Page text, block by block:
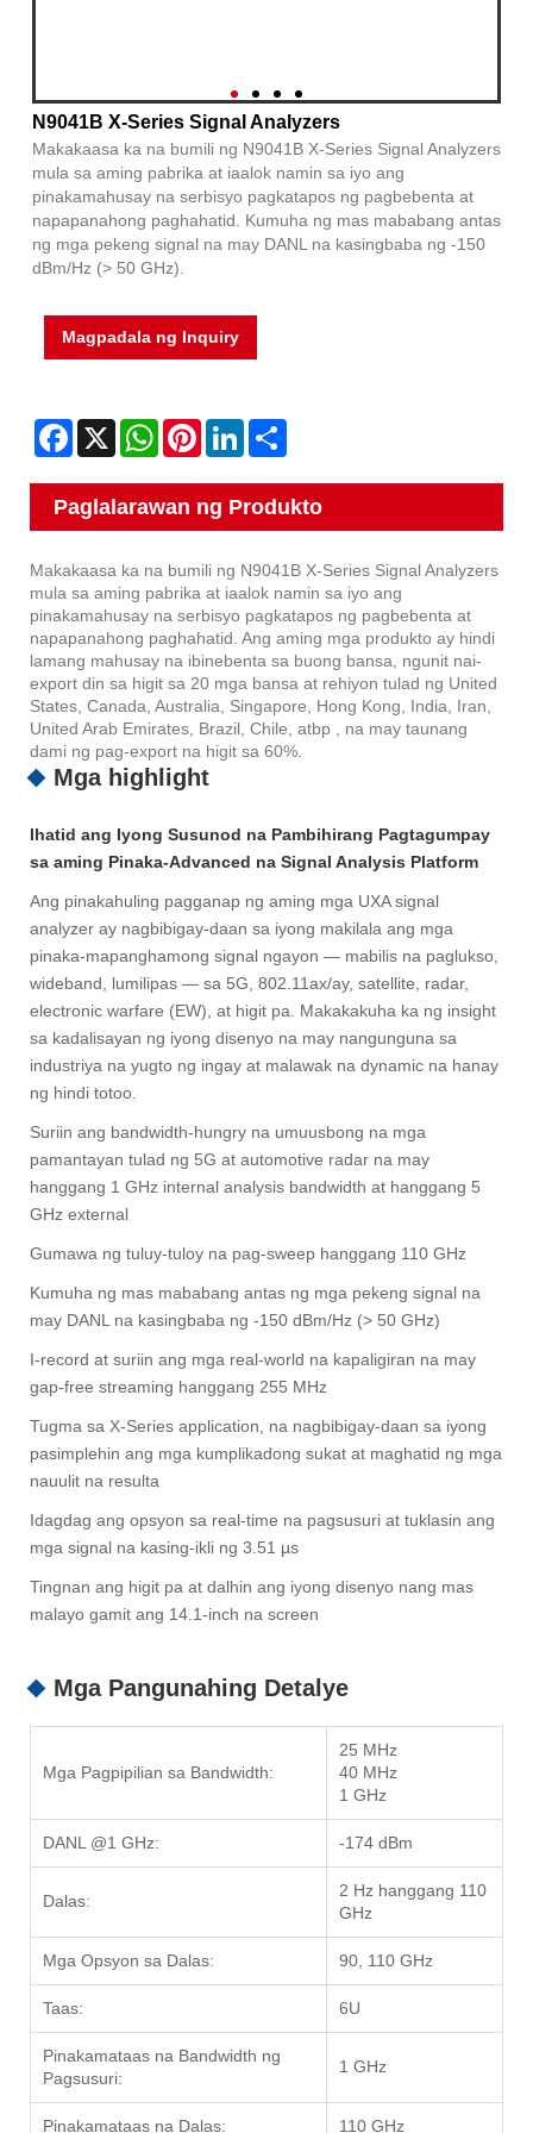
N9041B X-Series Signal Analyzers
Makakaasa ka na bumili ng N9041B X-Series Signal Analyzers
mula sa aming pabrika at iaalok namin sa iyo ang
pinakamahusay na serbisyo pagkatapos ng pagbebenta at
napapanahong paghahatid. Kumuha ng mas mababang antas
ng mga pekeng signal na may DANL na kasingbaba ng -150
dBm/Hz (> 50 GHz).
Magpadala ng Inquiry
Facebook
X WhatsAppPinterestLinkedIn
Paglalarawan ng Produkto
Makakaasa ka na bumili ng N9041B X-Series Signal Analyzers
mula sa aming pabrika at iaalok namin sa iyo ang
pinakamahusay na serbisyo pagkatapos ng pagbebenta at
napapanahong paghahatid. Ang aming mga produkto ay hindi
lamang mahusay na ibinebenta sa buong bansa, ngunit nai-
export din sa higit sa 20 mga bansa at rehiyon tulad ng United
States, Canada, Australia, Singapore, Hong Kong, India, Iran,
United Arab Emirates, Brazil, Chile, atbp , na may taunang
dami ng pag-export na higit sa 60%.
Mga highlight
Ihatid ang Iyong Susunod na Pambihirang Pagtagumpay
sa aming Pinaka-Advanced na Signal Analysis Platform
Ang pinakahuling pagganap ng aming mga UXA signal
analyzer ay nagbibigay-daan sa iyong makilala ang mga
pinaka-mapanghamong signal ngayon — mabilis na paglukso,
wideband, lumilipas — sa 5G, 802.11ax/ay, satellite, radar,
electronic warfare (EW), at higit pa. Makakakuha ka ng insight
sa kadalisayan ng iyong disenyo na may nangunguna sa
industriya na yugto ng ingay at malawak na dynamic na hanay
ng hindi totoo.
Suriin ang bandwidth-hungry na umuusbong na mga
pamantayan tulad ng 5G at automotive radar na may
hanggang 1 GHz internal analysis bandwidth at hanggang 5
GHz external
Gumawa ng tuluy-tuloy na pag-sweep hanggang 110 GHz
Kumuha ng mas mababang antas ng mga pekeng signal na
may DANL na kasingbaba ng -150 dBm/Hz (> 50 GHz)
I-record at suriin ang mga real-world na kapaligiran na may
gap-free streaming hanggang 255 MHz
Tugma sa X-Series application, na nagbibigay-daan sa iyong
pasimplehin ang mga kumplikadong sukat at maghatid ng mga
nauulit na resulta
Idagdag ang opsyon sa real-time na pagsusuri at tuklasin ang
mga signal na kasing-ikli ng 3.51 µs
Tingnan ang higit pa at dalhin ang iyong disenyo nang mas
malayo gamit ang 14.1-inch na screen
Mga Pangunahing Detalye
Mga Pagpipilian sa Bandwidth:
25 MHz
40 MHz
1 GHz
DANL @1 GHz: -174 dBm
Dalas:
2 Hz hanggang 110
GHz
Mga Opsyon sa Dalas: 90, 110 GHz
Taas: 6U
Pinakamataas na Bandwidth ng
Pagsusuri:
1 GHz
Pinakamataas na Dalas: 110 GHz